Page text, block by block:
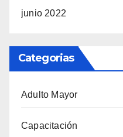
junio 2022
Categorias
Adulto Mayor
Capacitación